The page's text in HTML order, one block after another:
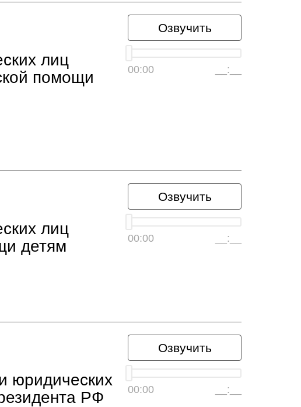
Озвучить
00:00 __:__
лиц
помощи
Озвучить
00:00 __:__
лиц
детям
Озвучить
00:00 __:__
юридических
РФ